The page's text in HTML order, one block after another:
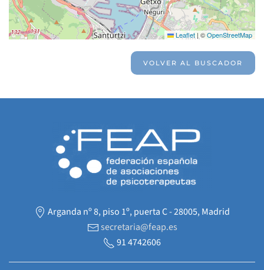
Leaflet | ©OpenStreetMap
VOLVER AL BUSCADOR
Arganda nº 8, piso 1º, puerta C - 28005, Madrid
secretaria@feap.es
91 4742606